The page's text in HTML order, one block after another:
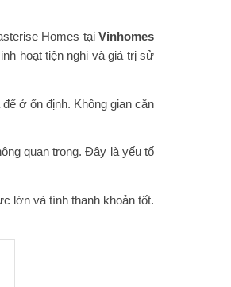
Homes tại Vinhomes
hoạt tiện nghi và giá trị sử
ở ổn định. Không gian căn
quan trọng. Đây là yếu tố
lớn và tính thanh khoản tốt.